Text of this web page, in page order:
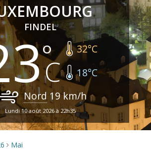
FINDEL
32°C
18°C
Nord 19km/h
Lundi 10 août 2026 à 22h35
> Mai